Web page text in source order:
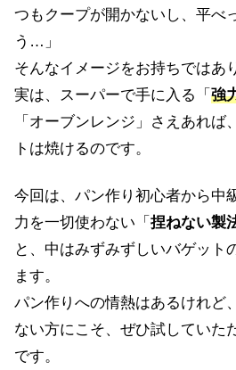
つもクープが開かないし、平べ
う…」
そんなイメージをお持ちではあ
実は、スーパーで手に入る「 強
「オーブンレンジ」さえあれば
トは焼けるのです。
今回は、パン作り初心者から中
力を一切使わない「 捏ねない製
と、中はみずみずしいバゲット
ます。
パン作りへの情熱はあるけれど
ない方にこそ、ぜひ試していた
です。